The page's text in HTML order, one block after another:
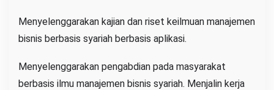
Menyelenggarakan kajian dan riset keilmuan manajemen
bisnis berbasis syariah berbasis aplikasi.
Menyelenggarakan pengabdian pada masyarakat
berbasis ilmu manajemen bisnis syariah. Menjalin kerja